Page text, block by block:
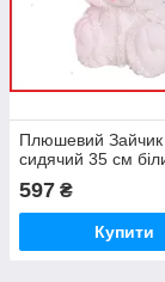
Плюшевий Зайчик
сидячий 35 см
597 ₴
Купити